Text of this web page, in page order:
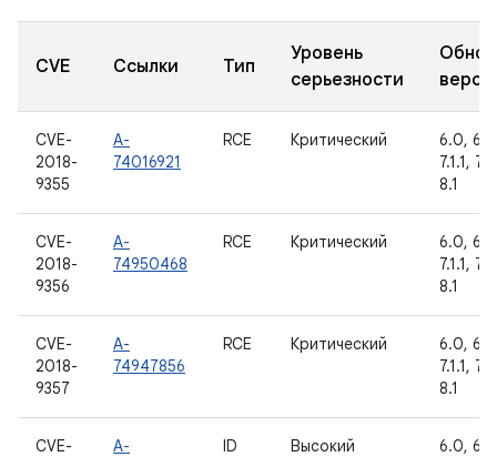
CVE Ссылки Тип
Уровень
серьезности
CVE-
2018-
9355
A-
74016921
RCE Критический
6.0,
7.1.1,
8.1
CVE-
2018-
9356
A-
74950468
RCE Критический
6.0,
7.1.1,
8.1
CVE-
2018-
9357
A-
74947856
RCE Критический
6.0,
7.1.1,
8.1
CVE-
A-
ID Высокий
6.0,